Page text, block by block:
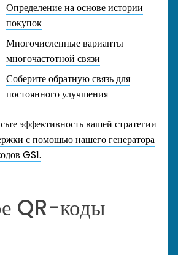
Определение на основе истории
покупок
Многочисленные варианты
многочастотной связи
Соберите обратную связь для
постоянного улучшения
эффективность вашей стратегии
с помощью нашего генератора
GS1.
QR-коды